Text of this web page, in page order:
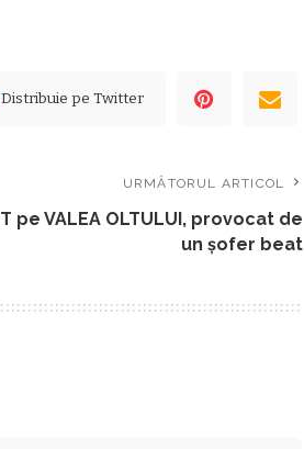
Distribuie pe Twitter
URMĂTORUL ARTICOL
pe VALEA OLTULUI, provocat de
un şofer beat